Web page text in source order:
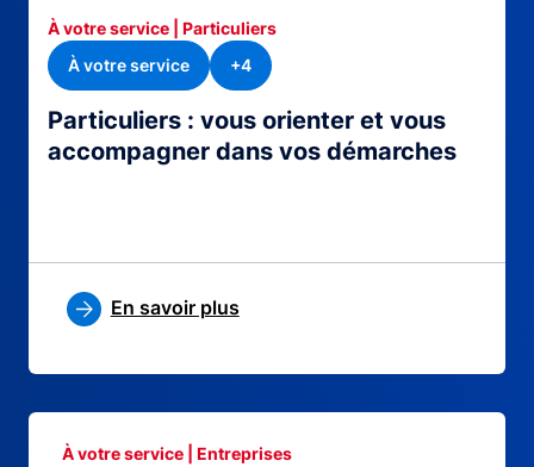
Particuliers : vous orienter et vous
accompagner dans vos démarches
À votre service | Particuliers
À votre service
+4
En savoir plus
À votre service | Entreprises